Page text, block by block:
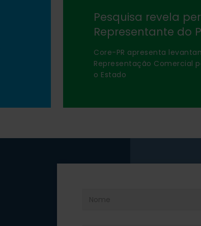
Pesquisa revela
Representante do
Core-PR apresenta
Representação Comercial
o Estado